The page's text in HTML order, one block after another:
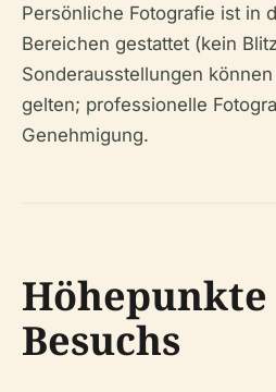
Persönliche Fotografie ist in
Bereichen gestattet (kein
Sonderausstellungen
gelten; professionelle
Genehmigung.
Höhepunkte
Besuchs